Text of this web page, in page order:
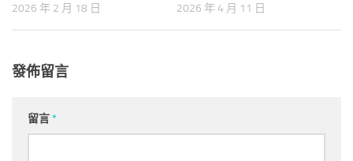
2026 年 2 月 18 日 2026 年 4 月 11 日
發佈留言
留言*